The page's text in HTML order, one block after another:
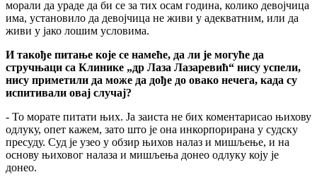
морали да ураде да би се за тих осам година, колико девојчица
има, установило да девојчица не живи у адекватним, или да
живи у јако лошим условима.
И такође питање које се намеће, да ли је могуће да
стручњаци са Клинике „др Лаза Лазаревић“ нису успели,
нису приметили да може да дође до овако нечега, када су
испитивали овај случај?
- То морате питати њих. Ја заиста не бих коментарисао њихову
одлуку, опет кажем, зато што је она инкорпорирана у судску
пресуду. Суд је узео у обзир њихов налаз и мишљење, и на
основу њиховог налаза и мишљења донео одлуку коју је
донео.